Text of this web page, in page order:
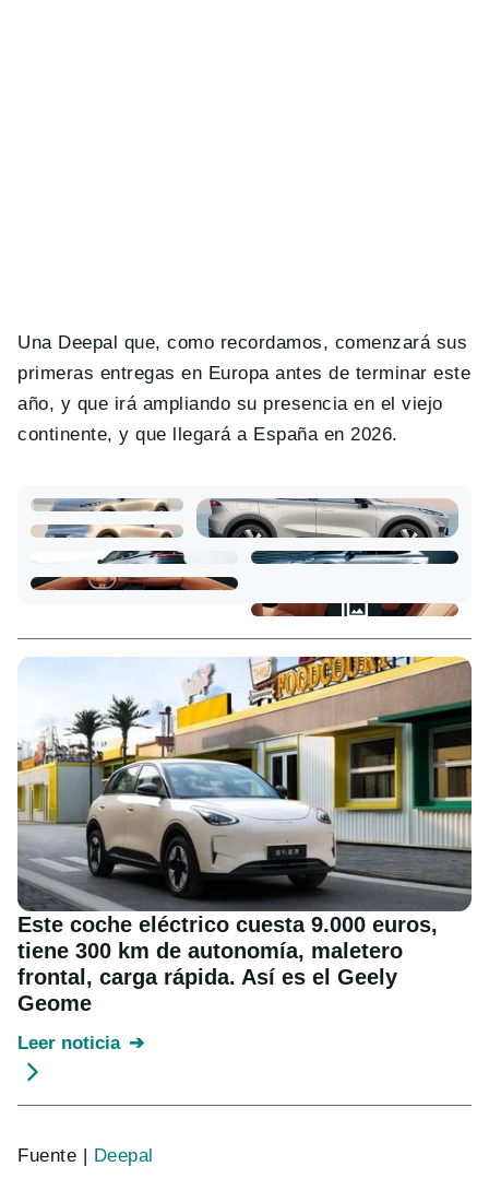
Una Deepal que, como recordamos, comenzará sus
primeras entregas en Europa antes de terminar este
año, y que irá ampliando su presencia en el viejo
continente, y que llegará a España en 2026.
Este coche eléctrico cuesta 9.000 euros,
tiene 300 km de autonomía, maletero
frontal, carga rápida. Así es el Geely
Geome
Leer noticia
Fuente | Deepal